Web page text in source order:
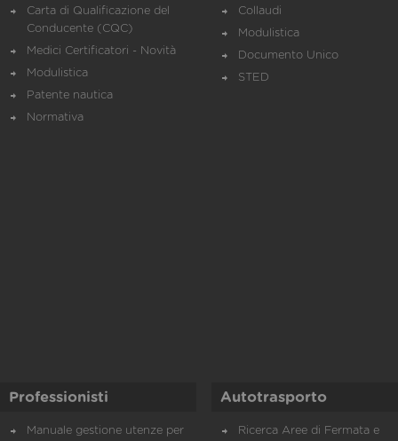
Carta di Qualificazione del
Conducente (CQC)
Medici Certificatori - Novità
Modulistica
Patente nautica
Normativa
Collaudi
Modulistica
Documento Unico
STED
Professionisti
Manuale gestione utenze per
Autotrasporto
Ricerca Aree di Fermata e